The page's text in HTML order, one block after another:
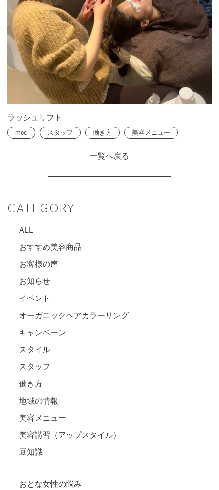
CATEGORY
ALL
おすすめ美容商品
お客様の声
お知らせ
イベント
オーガニックヘアカラーリング
キャンペーン
スタイル
スタッフ
働き方
地域の情報
美容メニュー
美容講習（アップスタイル）
豆知識
おとな女性の悩み
ラッシュリフト
moc スタッフ 働き方 美容メニュー
一覧へ戻る